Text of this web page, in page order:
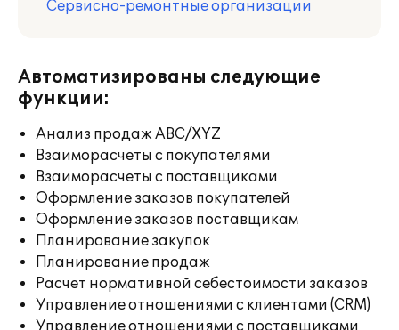
Сервисно-ремонтные организации
Автоматизированы следующие
функции:
Анализ продаж ABC/XYZ
Взаиморасчеты с покупателями
Взаиморасчеты с поставщиками
Оформление заказов покупателей
Оформление заказов поставщикам
Планирование закупок
Планирование продаж
Расчет нормативной себестоимости заказов
Управление отношениями с клиентами (CRM)
Управление отношениями с поставщиками